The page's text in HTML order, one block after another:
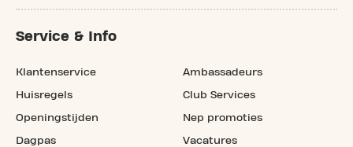
Service & Info
Klantenservice
Huisregels
Openingstijden
Dagpas
Ambassadeurs
Club Services
Nep promoties
Vacatures